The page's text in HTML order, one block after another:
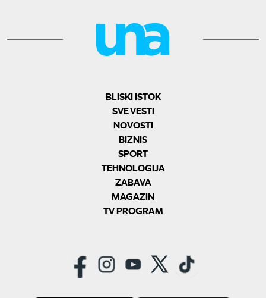
BLISKI ISTOK
SVE VESTI
NOVOSTI
BIZNIS
SPORT
TEHNOLOGIJA
ZABAVA
MAGAZIN
TV PROGRAM